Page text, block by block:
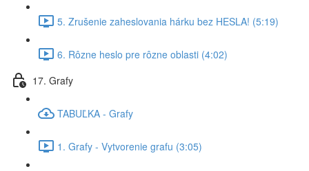
5. Zrušenie zaheslovania hárku bez HESLA! (5:19)
6. Rôzne heslo pre rôzne oblasti (4:02)
17. Grafy
TABUĽKA - Grafy
1. Grafy - Vytvorenie grafu (3:05)